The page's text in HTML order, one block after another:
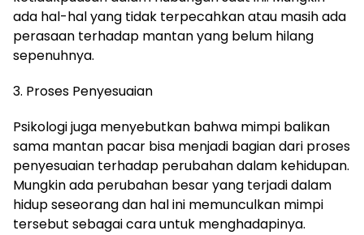
ada hal-hal yang tidak terpecahkan atau masih ada
perasaan terhadap mantan yang belum hilang
sepenuhnya.
3. Proses Penyesuaian
Psikologi juga menyebutkan bahwa mimpi balikan
sama mantan pacar bisa menjadi bagian dari proses
penyesuaian terhadap perubahan dalam kehidupan.
Mungkin ada perubahan besar yang terjadi dalam
hidup seseorang dan hal ini memunculkan mimpi
tersebut sebagai cara untuk menghadapinya.